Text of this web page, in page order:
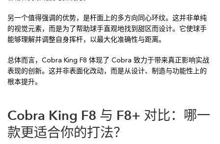
另一个值得强调的优势，是杆面上的多方向同心环纹。这并非单纯
的视觉元素，而是为了帮助球手直观地找到甜区而设计。它使球手
能够理解并调整自身挥杆，以最大化准确性与距离。
总体而言，Cobra King F8 体现了 Cobra 致力于带来真正影响实战
表现的创新。这并非表面化改动，而是从设计、制造与功能性上的
根本提升。
Cobra King F8 与 F8+ 对比：哪一
款更适合你的打法？